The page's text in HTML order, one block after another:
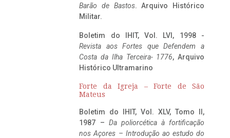
Barão de Bastos. Arquivo Histórico
Militar.
Boletim do IHIT, Vol. LVI, 1998 -
Revista aos Fortes que Defendem a
Costa da Ilha Terceira- 1776, Arquivo
Histórico Ultramarino
Forte da Igreja – Forte de São
Mateus
Boletim do IHIT, Vol. XLV, Tomo II,
1987 – Da poliorcética à fortificação
nos Açores – Introdução ao estudo do